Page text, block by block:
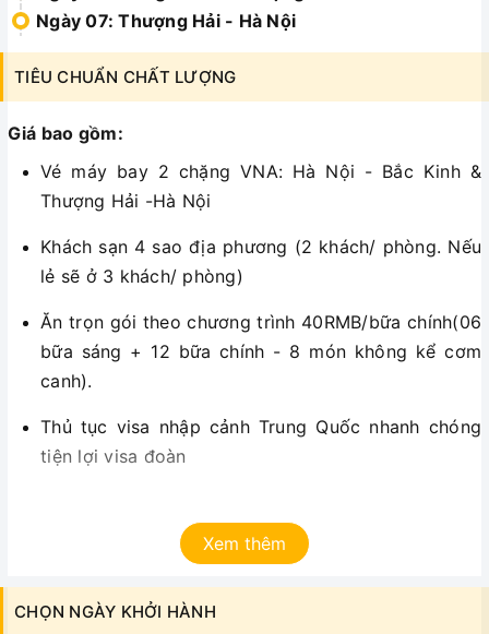
Ngày 07: Thượng Hải - Hà Nội
TIÊU CHUẨN CHẤT LƯỢNG
Giá bao gồm:
Vé máy bay 2 chặng VNA: Hà Nội - Bắc Kinh &
Thượng Hải -Hà Nội
Khách sạn 4 sao địa phương (2 khách/ phòng. Nếu
lẻ sẽ ở 3 khách/ phòng)
Ăn trọn gói theo chương trình 40RMB/bữa chính(06
bữa sáng + 12 bữa chính - 8 món không kể cơm
canh).
Thủ tục visa nhập cảnh Trung Quốc nhanh chóng
tiện lợi visa đoàn
Vé tham quan thắng cảnh vào cửa 1 lần
Xem thêm
CHỌN NGÀY KHỞI HÀNH